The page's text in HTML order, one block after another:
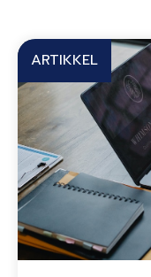
ARTIKKEL